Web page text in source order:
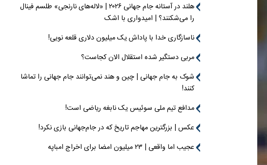
هلند در آستانه جام جهانی ۲۰۲۶ | «لاله‌های نارنجی» طلسم فینال
را می‌شکنند؟ | امیدواری با اشک
ناسازگاری خدا با پاداش یک میلیون دلاری قلعه نویی!
مربی دستگیر شده استقلال الان کجاست؟
شوک به جام جهانی | چین و هند نمی‌توانند جام جهانی را تماشا
کنند!
مدافع تیم ملی سوئیس یک نابغه ریاضی است!
عکس | بزرگترین مهاجم تاریخ که در جام‌جهانی بازی نکرد!
عجیب اما واقعی | ۲۳ میلیون امضا برای اخراج امباپه